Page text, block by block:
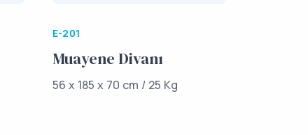
E-201
Muayene Divanı
56 x 185 x 70 cm / 25 Kg